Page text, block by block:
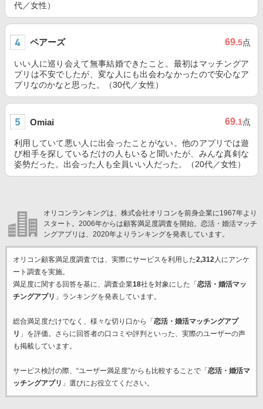
代／女性）
ペアーズ 69.5点
いい人に巡り会えて無事結婚できたこと。最初はマッチングア
プリは不安でしたが、変な人にも出会わなかったので安心なア
プリなのかなと思った。（30代／女性）
Omiai 69.1点
利用していて悪い人に出会ったことがない。他のアプリでは遊
び相手を探しているだけの人もいると聞いたが、みんな真剣な
姿勢だった。出会った人も全員いい人だった。（20代／女性）
オリコンランキングは、株式会社オリコンを前身企業に1967年より
スタート。2006年からは顧客満足度調査を開始。恋活・婚活マッチ
ングアプリは、2020年よりランキングを発表しています。
オリコン顧客満足度調査では、実際にサービスを利用した2,312人にアンケ
ート調査を実施。
満足度に関する回答を基に、調査企業18社を対象にした「 恋活・婚活マッ
チングアプリ 」ランキングを発表しています。
総合満足度だけでなく、様々な切り口から「 恋活・婚活マッチングアプ
リ 」を評価。さらに回答者の口コミや評判といった、実際のユーザーの声
も掲載しています。
サービス検討の際、“ユーザー満足度”からも比較することで「 恋活・婚活マ
ッチングアプリ 」選びにお役立てください。